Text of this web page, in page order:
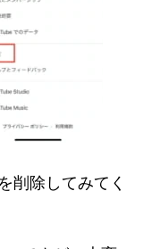
削除してみてく